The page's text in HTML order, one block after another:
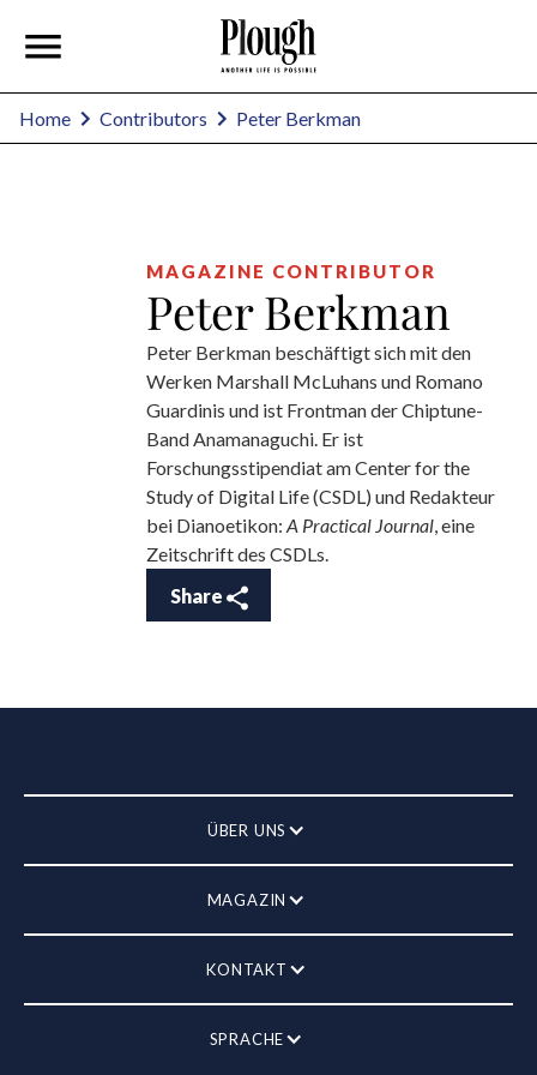
Home Contributors Peter Berkman
MAGAZINE CONTRIBUTOR
Peter Berkman
Peter Berkman beschäftigt sich mit den
Werken Marshall McLuhans und Romano
Guardinis und ist Frontman der Chiptune-
Band Anamanaguchi. Er ist
Forschungsstipendiat am Center for the
Study of Digital Life (CSDL) und Redakteur
bei Dianoetikon: A Practical Journal, eine
Zeitschrift des CSDLs.
Share
ÜBER UNS
MAGAZIN
KONTAKT
SPRACHE